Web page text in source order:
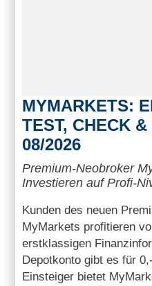
MYMARKETS:
TEST, CHECK
08/2026
Premium-Neobroker
Investieren auf Profi-
Kunden des neuen
MyMarkets profitieren
erstklassigen
Depotkonto gibt es für
Einsteiger bietet